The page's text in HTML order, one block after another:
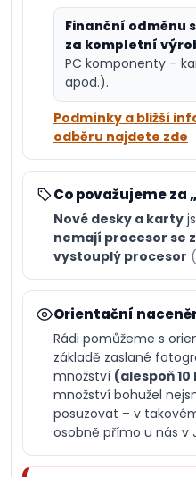
Finanční odměnu
za kompletní
PC komponenty –
apod.).
Podmínky a bližší
odběru najdete zde
Co považujeme za
Nové desky a karty
nemají procesor se
vystouplý procesor
Orientační
Rádi pomůžeme s
základě zaslané
množství (alespoň
množství bohužel
posuzovat – v
osobně přímo u nás v